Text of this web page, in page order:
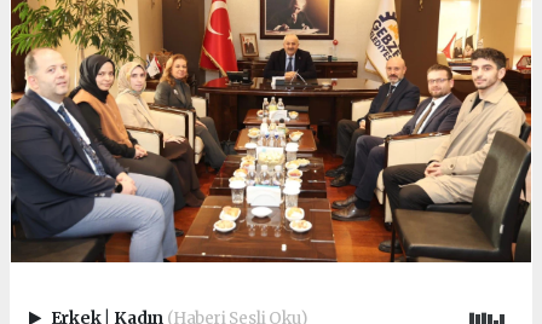
Erkek Kadın (Haberi Sesli Oku)